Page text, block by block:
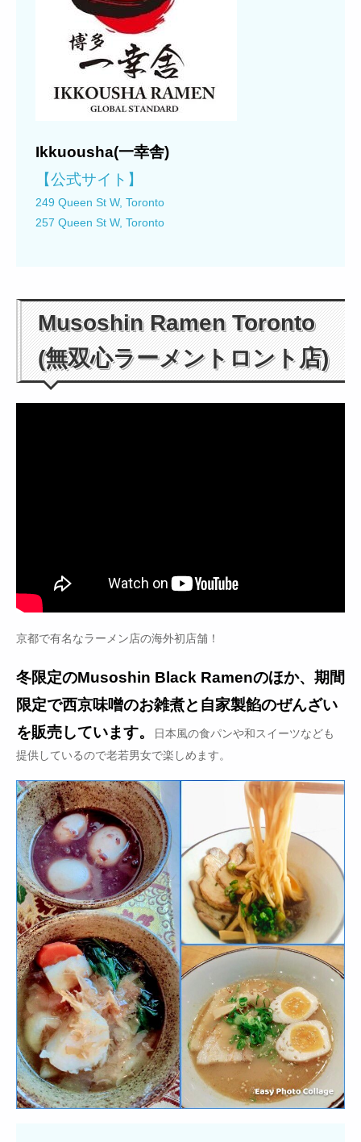
Ikkuousha(一幸舎)
【公式サイト】
249 Queen St W, Toronto
257 Queen St W, Toronto
Musoshin Ramen Toronto
(無双心ラーメントロント店)
京都で有名なラーメン店の海外初店舗！
冬限定のMusoshin Black Ramenのほか、期間
限定で西京味噌のお雑煮と自家製餡のぜんざい
を販売しています。
日本風の食パンや和スイーツなども
提供しているので老若男女で楽しめます。